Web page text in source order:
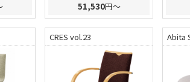
51,530円～
CRES vol.23 Abita